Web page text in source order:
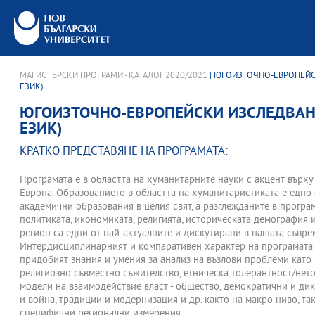
МАГИСТЪРСКИ ПРОГРАМИ - КАТАЛОГ 2020/2021 | ЮГОИЗТОЧНО-
ЕЗИК)
ЮГОИЗТОЧНО-ЕВРОПЕЙСКИ
ЕЗИК)
КРАТКО ПРЕДСТАВЯНЕ НА ПРОГРАМАТА:
Програмата е в областта на хуманитарните науки с акцент
Европа. Образованието в областта на хуманитаристиката е
академични образования в целия свят, а разглежданите в
политиката, икономиката, религията, историческата демография
регион са едни от най-актуалните и дискутирани в нашата
Интердисциплинарният и компаративен характер на програмата
придобият знания и умения за анализ на възлови проблеми
религиозно съвместно съжителство, етническа толерантност/
модели на взаимодействие власт - общество, демократични и
и война, традиции и модернизация и др. както на макро ниво,